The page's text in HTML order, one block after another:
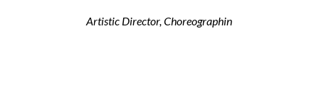
Artistic Director, Choreographin